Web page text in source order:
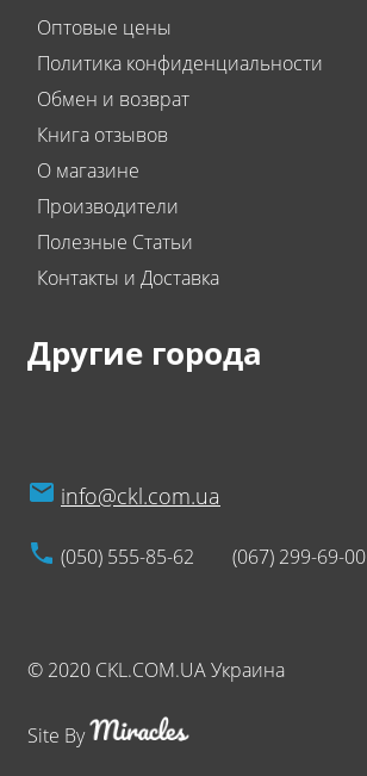
Оптовые цены
Политика конфиденциальности
Обмен и возврат
Книга отзывов
О магазине
Производители
Полезные Статьи
Контакты и Доставка
Другие города
info@ckl.com.ua
(050) 555-85-62 (067) 299-69-00
© 2020 CKL.COM.UA Украина
Site By